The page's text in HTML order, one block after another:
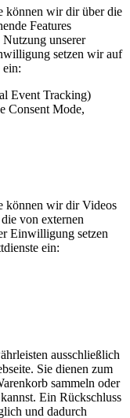
können wir dir über die
Features
unserer
setzen wir auf
ein:
Event Tracking)
Consent Mode,
können wir dir Videos
von externen
Einwilligung setzen
ein:
ausschließlich
Sie dienen zum
sammeln oder
Ein Rückschluss
und dadurch